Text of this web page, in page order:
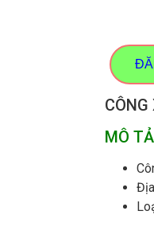
MÔ